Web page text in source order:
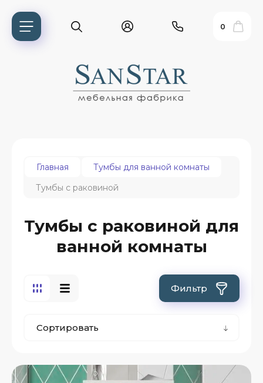
0
Главная
Тумбы для ванной комнаты
Тумбы с раковиной
Тумбы с раковиной для
ванной комнаты
Фильтр
Сортировать